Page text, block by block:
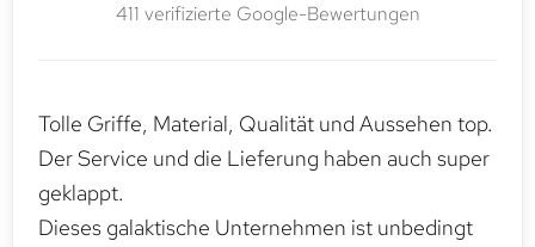
411 verifizierte Google-Bewertungen
Tolle Griffe, Material, Qualität und Aussehen top.
Der Service und die Lieferung haben auch super
geklappt.
Dieses galaktische Unternehmen ist unbedingt